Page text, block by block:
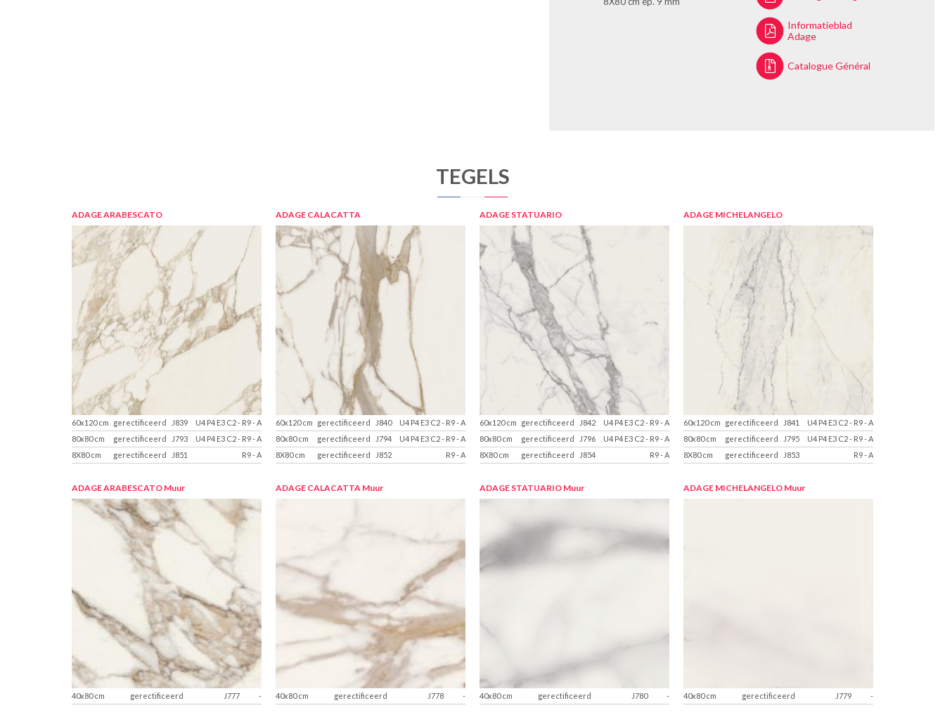
Informatieblad
Adage
Catalogue Général
TEGELS
ADAGE ARABESCATO
60x120 cm gerectificeerd J839 U4 P4 E3 C2- R9- A
80x80 cm
gerectificeerd J793 U4 P4 E3 C2- R9- A
8X80 cm
gerectificeerd J851 R9- A
ADAGE CALACATTA
60x120 cm gerectificeerd J840 U4 P4 E3 C2- R9- A
80x80 cm
gerectificeerd J794 U4 P4 E3 C2- R9- A
8X80 cm
gerectificeerd J852 R9- A
ADAGE STATUARIO
60x120 cm gerectificeerd J842 U4 P4 E3 C2- R9- A
80x80 cm
gerectificeerd J796 U4 P4 E3 C2- R9- A
8X80 cm
gerectificeerd J854 R9- A
ADAGE MICHELANGELO
60x120 cm gerectificeerd J841 U4 P4 E3 C2- R9- A
80x80 cm
gerectificeerd J795 U4 P4 E3 C2- R9- A
8X80 cm
gerectificeerd J853 R9- A
ADAGE ARABESCATO Muur
40x80 cm gerectificeerd J777 -
ADAGE CALACATTA Muur
40x80 cm gerectificeerd J778 -
ADAGE STATUARIO Muur
40x80 cm gerectificeerd J780 -
ADAGE MICHELANGELO Muur
40x80 cm gerectificeerd J779 -